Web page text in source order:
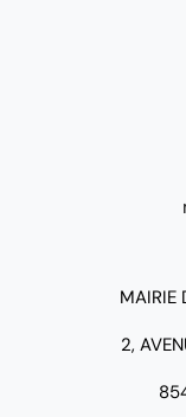
MAIRIE
2,